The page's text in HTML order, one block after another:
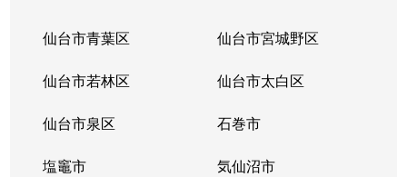
仙台市青葉区 仙台市宮城野区
仙台市若林区 仙台市太白区
仙台市泉区 石巻市
塩竈市 気仙沼市